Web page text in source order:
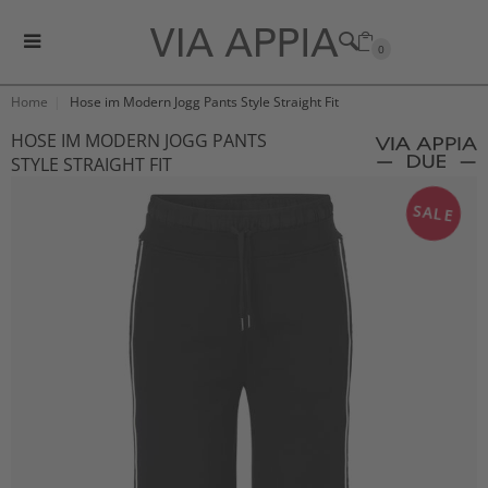
0
Home Hose im Modern Jogg Pants Style Straight Fit
HOSE IM MODERN JOGG PANTS
STYLE STRAIGHT FIT
SALE